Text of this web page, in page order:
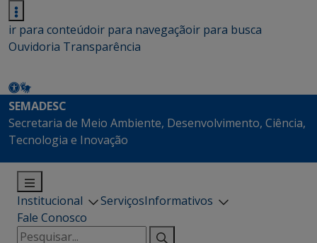
ir para conteúdoir para navegaçãoir para busca
Ouvidoria Transparência
SEMADESC
Secretaria de Meio Ambiente, Desenvolvimento, Ciência,
Tecnologia e Inovação
Institucional ServiçosInformativos
Fale Conosco
Pesquisar